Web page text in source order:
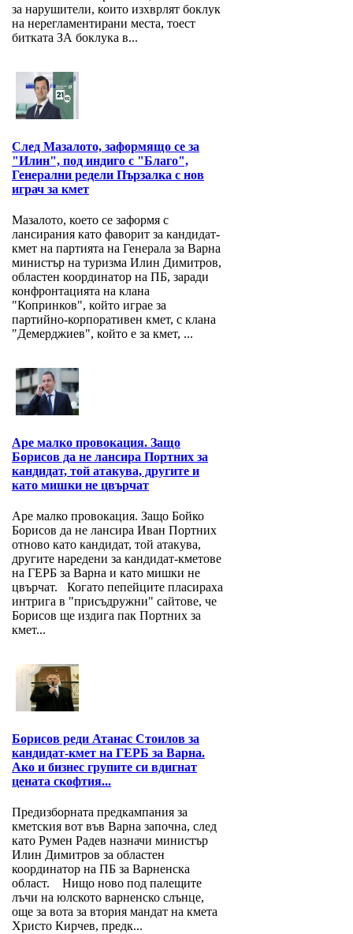
за нарушители, които изхврлят боклук
на нерегламентирани места, тоест
битката ЗА боклука в...
След Мазалото, заформящо се за
"Илин", под индиго с "Благо",
Генерални редели Пързалка с нов
играч за кмет
Мазалото, което се заформя с
лансирания като фаворит за кандидат-
кмет на партията на Генерала за Варна
министър на туризма Илин Димитров,
областен координатор на ПБ, заради
конфронтацията на клана
"Копринков", който играе за
партийно-корпоративен кмет, с клана
"Демерджиев", който е за кмет, ...
Аре малко провокация. Защо
Борисов да не лансира Портних за
кандидат, той атакува, другите и
като мишки не цвърчат
Аре малко провокация. Защо Бойко
Борисов да не лансира Иван Портних
отново като кандидат, той атакува,
другите наредени за кандидат-кметове
на ГЕРБ за Варна и като мишки не
цвърчат. Когато пепейците пласираха
интрига в "присъдружни" сайтове, че
Борисов ще издига пак Портних за
кмет...
Борисов реди Атанас Стоилов за
кандидат-кмет на ГЕРБ за Варна.
Ако и бизнес групите си вдигнат
цената скофтия...
Предизборната предкампания за
кметския вот във Варна започна, след
като Румен Радев назначи министър
Илин Димитров за областен
координатор на ПБ за Варнeнска
област. Нищо ново под палещите
лъчи на юлското варненско слънце,
още за вота за втория мандат на кмета
Христо Кирчев, предк...